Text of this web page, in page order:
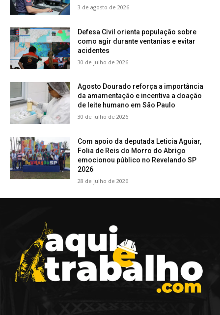
3 de agosto de 2026
Defesa Civil orienta população sobre
como agir durante ventanias e evitar
acidentes
30 de julho de 2026
Agosto Dourado reforça a importância
da amamentação e incentiva a doação
de leite humano em São Paulo
30 de julho de 2026
Com apoio da deputada Leticia Aguiar,
Folia de Reis do Morro do Abrigo
emocionou público no Revelando SP
2026
28 de julho de 2026